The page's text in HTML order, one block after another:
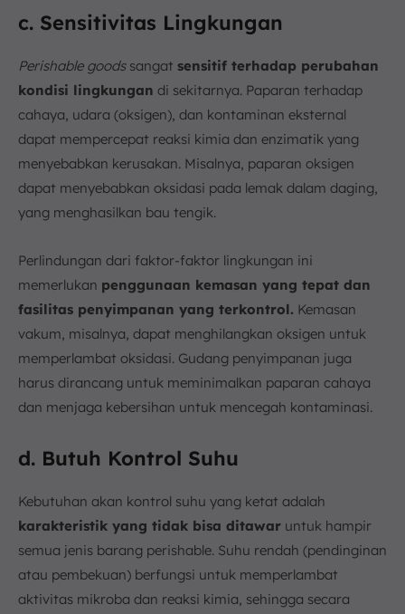
c. Sensitivitas Lingkungan
Perishable goodssangat sensitif terhadap perubahan
kondisi lingkungan di sekitarnya. Paparan terhadap
cahaya, udara (oksigen), dan kontaminan eksternal
dapat mempercepat reaksi kimia dan enzimatik yang
menyebabkan kerusakan. Misalnya, paparan oksigen
dapat menyebabkan oksidasi pada lemak dalam daging,
yang menghasilkan bau tengik.
Perlindungan dari faktor-faktor lingkungan ini
memerlukan penggunaan kemasan yang tepat dan
fasilitas penyimpanan yang terkontrol. Kemasan
vakum, misalnya, dapat menghilangkan oksigen untuk
memperlambat oksidasi. Gudang penyimpanan juga
harus dirancang untuk meminimalkan paparan cahaya
dan menjaga kebersihan untuk mencegah kontaminasi.
d. Butuh Kontrol Suhu
Kebutuhan akan kontrol suhu yang ketat adalah
karakteristik yang tidak bisa ditawar untuk hampir
semua jenis barang perishable. Suhu rendah (pendinginan
atau pembekuan) berfungsi untuk memperlambat
aktivitas mikroba dan reaksi kimia, sehingga secara